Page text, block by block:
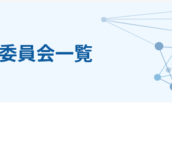
員会一覧